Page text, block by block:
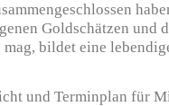
Goldschätzen und
bildet eine
und Terminplan für